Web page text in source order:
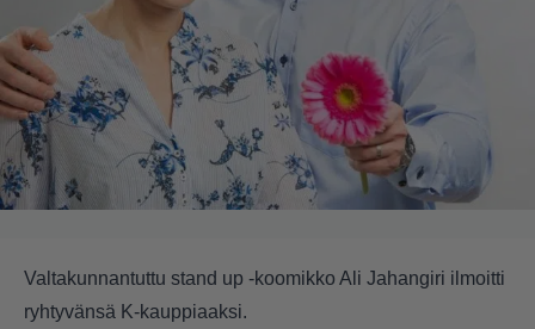
Valtakunnantuttu stand up -koomikko Ali Jahangiri ilmoitti
ryhtyvänsä K-kauppiaaksi.